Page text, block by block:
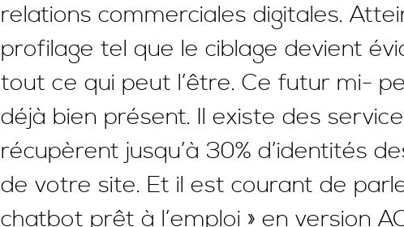
relations commerciales digitales.
profilage tel que le ciblage devient
tout ce qui peut l’être. Ce futur mi-
déjà bien présent. Il existe des
récupèrent jusqu’à 30% d’identités
de votre site. Et il est courant de
chatbot prêt à l’emploi » en version